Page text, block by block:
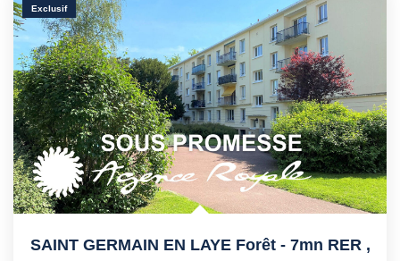
Exclusif
SAINT GERMAIN EN LAYE Forêt - 7mn RER ,